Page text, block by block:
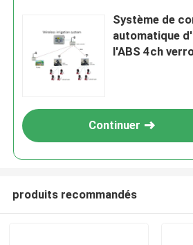
Système de
automatique
l'ABS 4ch
Continuer
produits recommandés